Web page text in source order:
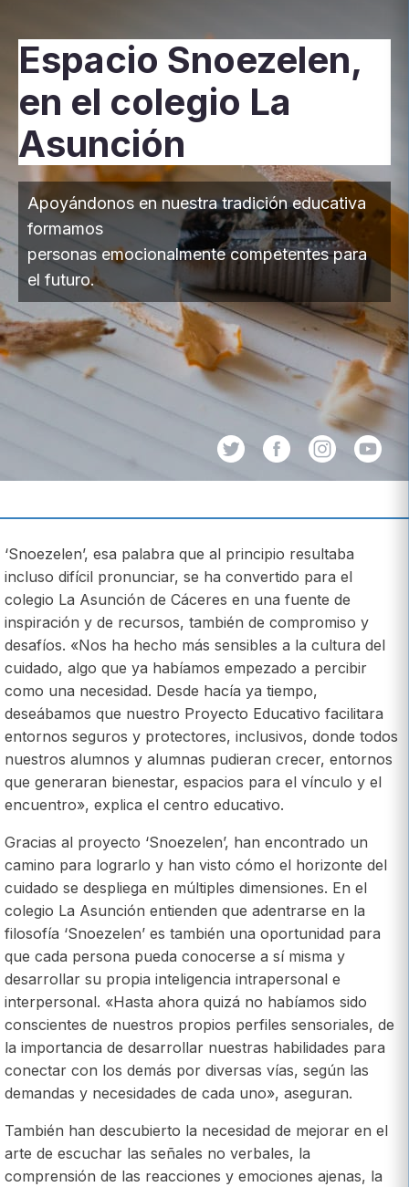
Espacio Snoezelen,
en el colegio La
Asunción
Apoyándonos en nuestra tradición educativa
formamos
personas emocionalmente competentes para
el futuro.
‘Snoezelen’, esa palabra que al principio resultaba
incluso difícil pronunciar, se ha convertido para el
colegio La Asunción de Cáceres en una fuente de
inspiración y de recursos, también de compromiso y
desafíos. «Nos ha hecho más sensibles a la cultura del
cuidado, algo que ya habíamos empezado a percibir
como una necesidad. Desde hacía ya tiempo,
deseábamos que nuestro Proyecto Educativo facilitara
entornos seguros y protectores, inclusivos, donde todos
nuestros alumnos y alumnas pudieran crecer, entornos
que generaran bienestar, espacios para el vínculo y el
encuentro», explica el centro educativo.
Gracias al proyecto ‘Snoezelen’, han encontrado un
camino para lograrlo y han visto cómo el horizonte del
cuidado se despliega en múltiples dimensiones. En el
colegio La Asunción entienden que adentrarse en la
filosofía ‘Snoezelen’ es también una oportunidad para
que cada persona pueda conocerse a sí misma y
desarrollar su propia inteligencia intrapersonal e
interpersonal. «Hasta ahora quizá no habíamos sido
conscientes de nuestros propios perfiles sensoriales, de
la importancia de desarrollar nuestras habilidades para
conectar con los demás por diversas vías, según las
demandas y necesidades de cada uno», aseguran.
También han descubierto la necesidad de mejorar en el
arte de escuchar las señales no verbales, la
comprensión de las reacciones y emociones ajenas, la